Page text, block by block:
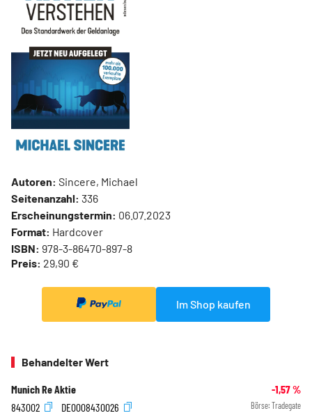
Autoren: Sincere, Michael
Seitenanzahl: 336
Erscheinungstermin: 06.07.2023
Format: Hardcover
ISBN: 978-3-86470-897-8
Preis: 29,90 €
Im Shop kaufen
Behandelter Wert
Munich Re Aktie -1,57%
843002
DE0008430026 Börse: Tradegate